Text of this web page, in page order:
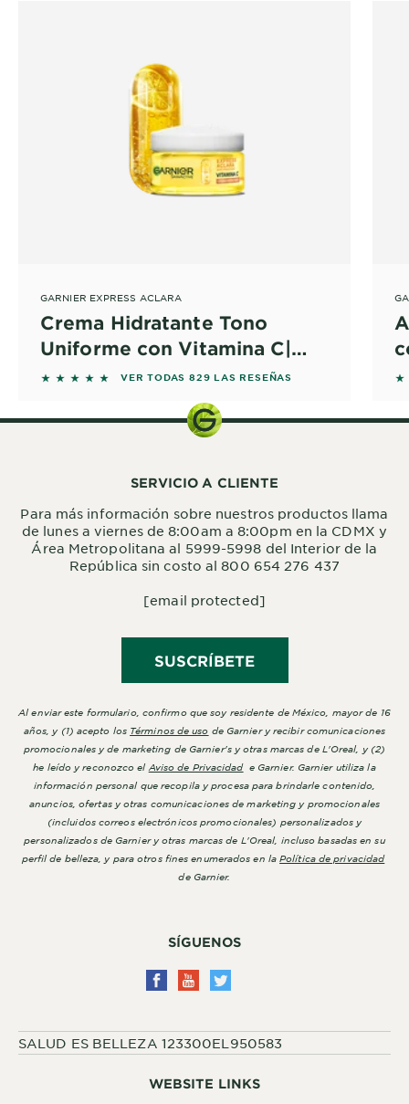
GARNIER EXPRESS ACLARA
Crema Hidratante Tono
Uniforme con Vitamina C|
Garnier México
5 out of 5 stars based on reviews
VER TODAS 829 LAS RESEÑAS 5
WEBSITE LINKS
SÍGUENOS
SALUD ES BELLEZA 123300EL950583
SERVICIO A CLIENTE
Para más información sobre nuestros productos llama
de lunes a viernes de 8:00am a 8:00pm en la CDMX y
Área Metropolitana al 5999-5998 del Interior de la
República sin costo al 800 654 276 437
[email protected]
SUSCRÍBETE
Al enviar este formulario, confirmo que soy residente de México, mayor de 16
años, y (1) acepto los Términos de uso de Garnier y recibir comunicaciones
promocionales y de marketing de Garnier's y otras marcas de L'Oreal, y (2)
he leído y reconozco el Aviso de Privacidade Garnier. Garnier utiliza la
información personal que recopila y procesa para brindarle contenido,
anuncios, ofertas y otras comunicaciones de marketing y promocionales
(incluidos correos electrónicos promocionales) personalizados y
personalizados de Garnier y otras marcas de L'Oreal, incluso basadas en su
perfil de belleza, y para otros fines enumerados en laPolítica de privacidad
de Garnier.